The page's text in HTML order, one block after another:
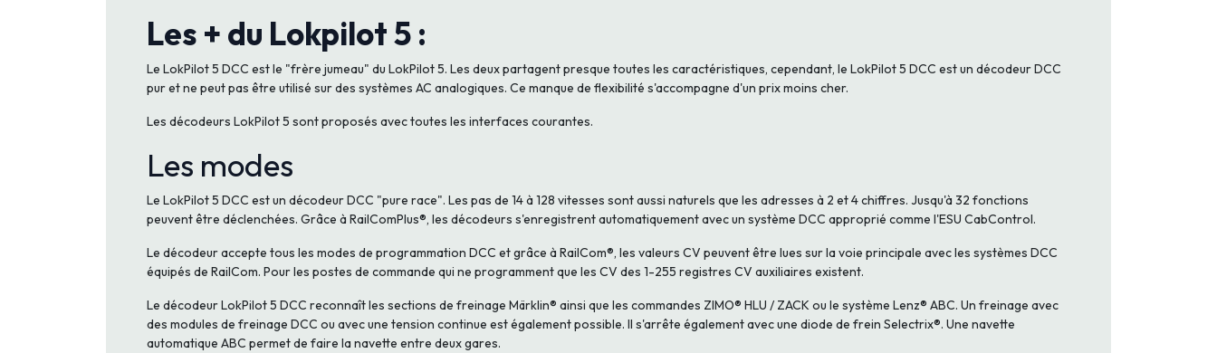
Les + du Lokpilot 5 :
Le LokPilot 5 DCC est le "frère jumeau" du LokPilot 5. Les deux partagent presque toutes les caractéristiques, cependant, le LokPilot 5 DCC est un décodeur DCC
pur et ne peut pas être utilisé sur des systèmes AC analogiques. Ce manque de flexibilité s'accompagne d'un prix moins cher.
Les décodeurs LokPilot 5 sont proposés avec toutes les interfaces courantes.
Les modes
Le LokPilot 5 DCC est un décodeur DCC "pure race". Les pas de 14 à 128 vitesses sont aussi naturels que les adresses à 2 et 4 chiffres. Jusqu'à 32 fonctions
peuvent être déclenchées. Grâce à RailComPlus®, les décodeurs s'enregistrent automatiquement avec un système DCC approprié comme l'ESU CabControl.
Le décodeur accepte tous les modes de programmation DCC et grâce à RailCom®, les valeurs CV peuvent être lues sur la voie principale avec les systèmes DCC
équipés de RailCom. Pour les postes de commande qui ne programment que les CV des 1-255 registres CV auxiliaires existent.
Le décodeur LokPilot 5 DCC reconnaît les sections de freinage Märklin® ainsi que les commandes ZIMO® HLU / ZACK ou le système Lenz® ABC. Un freinage avec
des modules de freinage DCC ou avec une tension continue est également possible. Il s'arrête également avec une diode de frein Selectrix®. Une navette
automatique ABC permet de faire la navette entre deux gares.